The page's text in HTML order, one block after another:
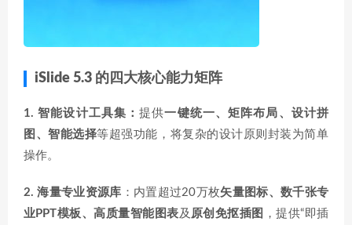
iSlide 5.3 的四大核心能力矩阵
1. 智能设计工具集：提供一键统一、矩阵布局、设计拼
图、智能选择等超强功能，将复杂的设计原则封装为简单
操作。
2. 海量专业资源库 ：内置超过20万枚矢量图标、数千张专
业PPT模板、高质量智能图表及 原创免抠插图 ，提供“即插